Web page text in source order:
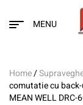
MENU
Home/
comutatie cu
MEAN WELL DRC-